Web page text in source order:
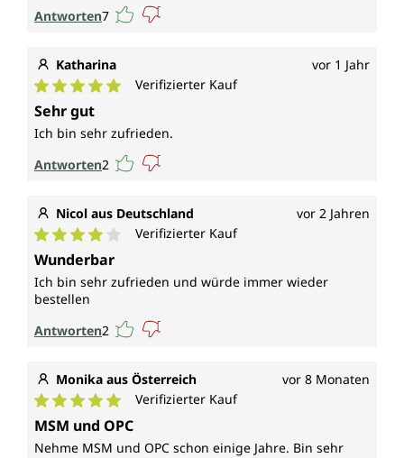
Antworten7
Katharina vor 1 Jahr
Durchschnittliche Bewertung von 5 von 5 Sternen
Verifizierter Kauf
Sehr gut
Ich bin sehr zufrieden.
Antworten2
Nicol aus Deutschland vor 2 Jahren
Durchschnittliche Bewertung von 4 von 5 Sternen
Verifizierter Kauf
Wunderbar
Ich bin sehr zufrieden und würde immer wieder
bestellen
Antworten2
Monika aus Österreich vor 8 Monaten
Durchschnittliche Bewertung von 5 von 5 Sternen
Verifizierter Kauf
MSM und OPC
Nehme MSM und OPC schon einige Jahre. Bin sehr